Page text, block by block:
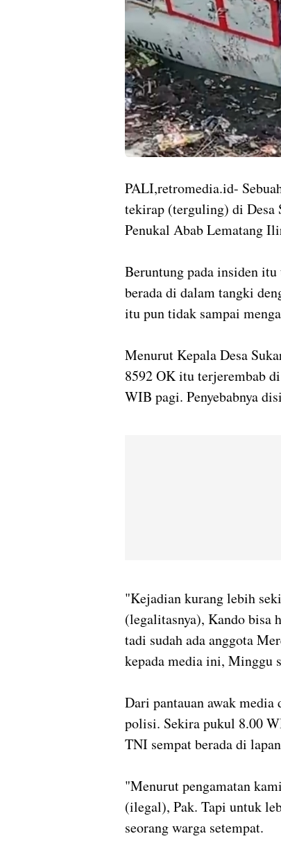
PALI,retromedia.id-
tekirap (terguling) di Desa
Penukal Abab Lematang
Beruntung pada insiden
berada di dalam tangki
itu pun tidak sampai
Menurut Kepala Desa
8592 OK itu terjerembab
WIB pagi. Penyebabnya
"Kejadian kurang lebih
(legalitasnya), Kando bisa
tadi sudah ada anggota
kepada media ini, Minggu
Dari pantauan awak
polisi. Sekira pukul 8.00
TNI sempat berada di
"Menurut pengamatan
(ilegal), Pak. Tapi untuk
seorang warga setempat.